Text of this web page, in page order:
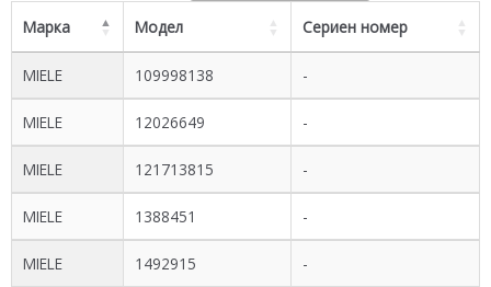
Марка Модел Сериен номер
MIELE 109998138 -
MIELE 12026649 -
MIELE 121713815 -
MIELE 1388451 -
MIELE 1492915 -